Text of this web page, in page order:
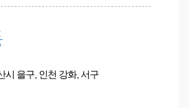
시 을구, 인천 강화, 서구